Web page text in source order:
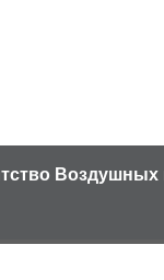
Воздушных